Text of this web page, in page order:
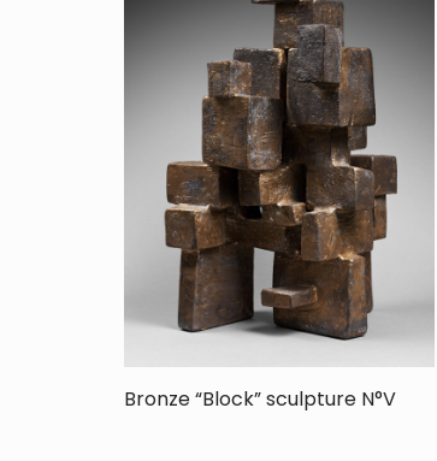
Bronze “Block” sculpture N°V